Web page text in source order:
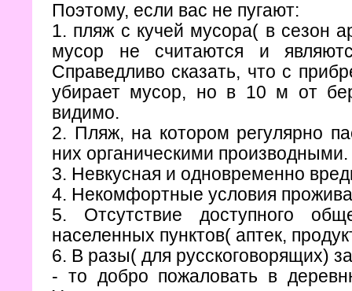
Поэтому, если вас не пугают:
1. пляж с кучей мусора( в сезон
мусор не считаются и
Справедливо сказать, что с
убирает мусор, но в 10 м от
видимо.
2. Пляж, на котором регулярно
них органическими производными.
3. Невкусная и одновременно
4. Некомфортные условия
5. Отсутствие доступного
населенных пунктов( аптек,
6. В разы( для русскоговорящих)
- то добро пожаловать в